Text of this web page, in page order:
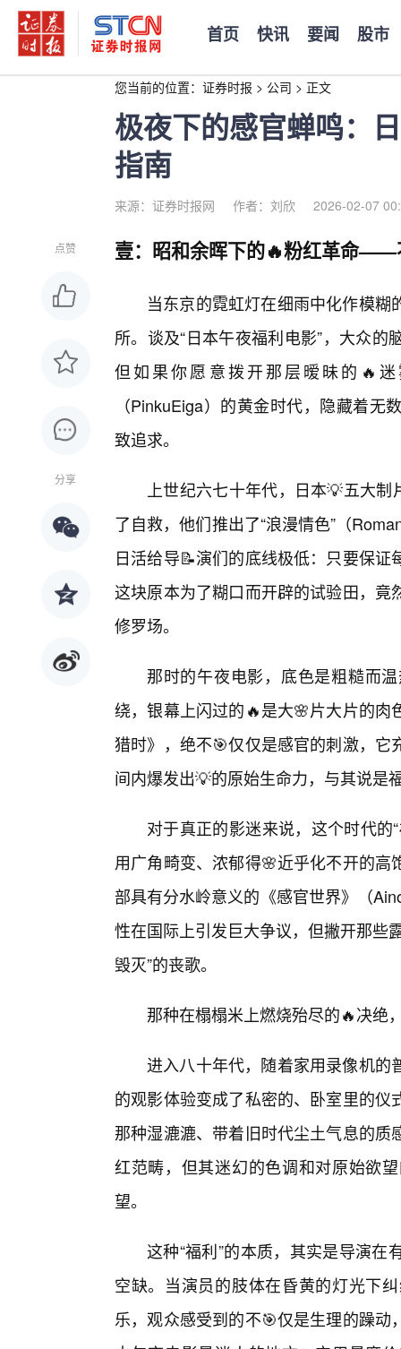
首页 快讯 要闻 股市
您当前的位置： 证券时报 > 公司 > 正文
极夜下的感官蝉鸣：
指南
来源：证券时报网 作者：刘欣 2026-02-07
点赞
分享
壹：昭和余晖下的🔥粉红革命——
当东京的霓虹灯在细雨中化作模
所。谈及“日本午夜福利电影”，大众
但如果你愿意拨开那层暧昧的🔥
（PinkuEiga）的黄金时代，隐藏着
致追求。
上世纪六七十年代，日本💡五大
了自救，他们推出了“浪漫情色”（
日活给导📝演们的底线极低：只要保
这块原本为了糊口而开辟的试验田，
修罗场。
那时的午夜电影，底色是粗糙而
绕，银幕上闪过的🔥是大🌸片大片的
猎时》，绝不🎯仅仅是感官的刺激，
间内爆发出💡的原始生命力，与其说是
对于真正的影迷来说，这个时代的
用广角畸变、浓郁得🌸近乎化不开的
部具有分水岭意义的《感官世界》（
性在国际上引发巨大争议，但撇开那些
毁灭”的丧歌。
那种在榻榻米上燃烧殆尽的🔥决绝
进入八十年代，随着家用录像机的
的观影体验变成了私密的、卧室里的
那种湿漉漉、带着旧时代尘土气息的
红范畴，但其迷幻的色调和对原始欲
望。
这种“福利”的本质，其实是导演
空缺。当演员的肢体在昏黄的灯光下
乐，观众感受到的不🎯仅是生理的躁